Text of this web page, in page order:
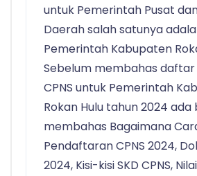
untuk Pemerintah Pusat
Daerah salah satunya
Pemerintah Kabupaten
Sebelum membahas
CPNS untuk Pemerintah
Rokan Hulu tahun 2024
membahas Bagaimana
Pendaftaran CPNS 2024,
2024, Kisi-kisi SKD CPNS,